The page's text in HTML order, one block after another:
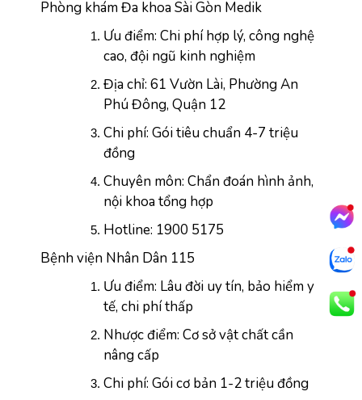
Phòng khám Đa khoa Sài Gòn Medik
Ưu điểm: Chi phí hợp lý, công nghệ
cao, đội ngũ kinh nghiệm
Địa chỉ: 61 Vườn Lài, Phường An
Phú Đông, Quận 12
Chi phí: Gói tiêu chuẩn 4-7 triệu
đồng
Chuyên môn: Chẩn đoán hình ảnh,
nội khoa tổng hợp
Hotline: 1900 5175
Bệnh viện Nhân Dân 115
Ưu điểm: Lâu đời uy tín, bảo hiểm y
tế, chi phí thấp
Nhược điểm: Cơ sở vật chất cần
nâng cấp
Chi phí: Gói cơ bản 1-2 triệu đồng